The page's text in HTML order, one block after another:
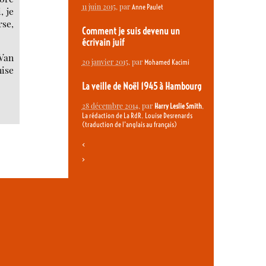
je
11 juin 2015, par Anne Paulet
Comment je suis devenu un
écrivain juif
20 janvier 2015, par Mohamed Kacimi
La veille de Noël 1945 à Hambourg
28 décembre 2014, par Harry Leslie Smith,
La rédaction de La RdR, Louise Desrenards
(traduction de l’anglais au français)
<
>